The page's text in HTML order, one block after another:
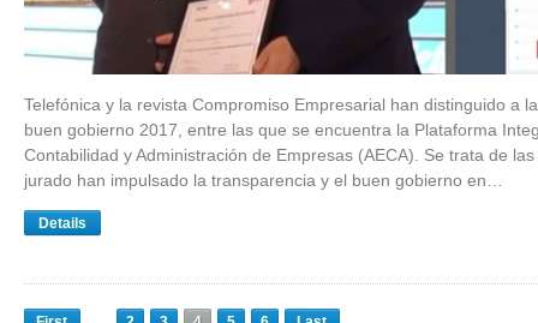
Telefónica y la revista Compromiso Empresarial han distinguido a
buen gobierno 2017, entre las que se encuentra la Plataforma
Contabilidad y Administración de Empresas (AECA). Se trata de
jurado han impulsado la transparencia y el buen gobierno en…
Details